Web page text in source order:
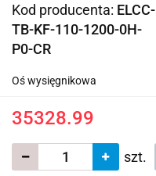
Kod producenta: ELCC-
TB-KF-110-1200-0H-
P0-CR
Oś wysięgnikowa
35328.99
szt.